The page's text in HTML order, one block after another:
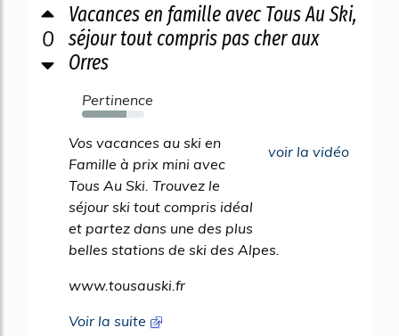
0
Vacances en famille avec Tous Au Ski,
séjour tout compris pas cher aux
Orres
Pertinence
72%
voir la vidéo
Vos vacances au ski en
Famille à prix mini avec
Tous Au Ski. Trouvez le
séjour ski tout compris idéal
et partez dans une des plus
belles stations de ski des Alpes.
www.tousauski.fr
Voir la suite